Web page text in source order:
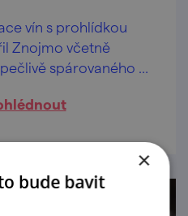
vín s prohlídkou
Znojmo včetně
spárovaného s
×
bude bavit